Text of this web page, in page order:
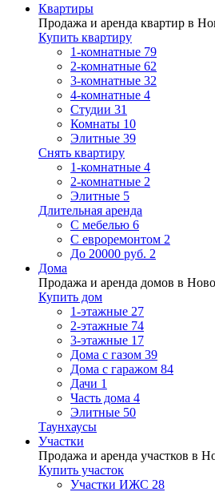
Квартиры
Продажа и аренда квартир в
Купить квартиру
1-комнатные 79
2-комнатные 62
3-комнатные 32
4-комнатные 4
Студии 31
Комнаты 10
Элитные 39
Снять квартиру
1-комнатные 4
2-комнатные 2
Элитные 5
Длительная аренда
С мебелью 6
С евроремонтом 2
До 20000 руб. 2
Дома
Продажа и аренда домов в
Купить дом
1-этажные 27
2-этажные 74
3-этажные 17
Дома с газом 39
Дома с гаражом 84
Дачи 1
Часть дома 4
Элитные 50
Таунхаусы
Участки
Продажа и аренда участков в
Купить участок
Участки ИЖС 28